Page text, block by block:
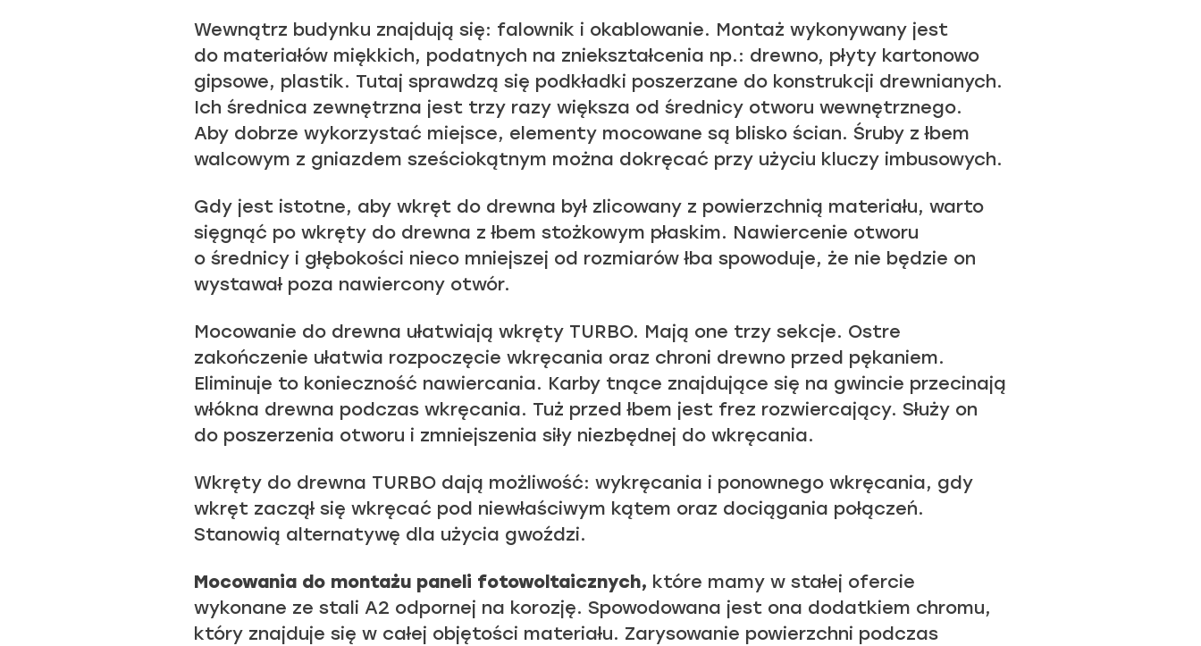
Wewnątrz budynku znajdują się: falownik i okablowanie. Montaż wykonywany jest
do materiałów miękkich, podatnych na zniekształcenia np.: drewno, płyty kartonowo
gipsowe, plastik. Tutaj sprawdzą się podkładki poszerzane do konstrukcji drewnianych.
Ich średnica zewnętrzna jest trzy razy większa od średnicy otworu wewnętrznego.
Aby dobrze wykorzystać miejsce, elementy mocowane są blisko ścian. Śruby z łbem
walcowym z gniazdem sześciokątnym można dokręcać przy użyciu kluczy imbusowych.
Gdy jest istotne, aby wkręt do drewna był zlicowany z powierzchnią materiału, warto
sięgnąć po wkręty do drewna z łbem stożkowym płaskim. Nawiercenie otworu
o średnicy i głębokości nieco mniejszej od rozmiarów łba spowoduje, że nie będzie on
wystawał poza nawiercony otwór.
Mocowanie do drewna ułatwiają wkręty TURBO. Mają one trzy sekcje. Ostre
zakończenie ułatwia rozpoczęcie wkręcania oraz chroni drewno przed pękaniem.
Eliminuje to konieczność nawiercania. Karby tnące znajdujące się na gwincie przecinają
włókna drewna podczas wkręcania. Tuż przed łbem jest frez rozwiercający. Służy on
do poszerzenia otworu i zmniejszenia siły niezbędnej do wkręcania.
Wkręty do drewna TURBO dają możliwość: wykręcania i ponownego wkręcania, gdy
wkręt zaczął się wkręcać pod niewłaściwym kątem oraz dociągania połączeń.
Stanowią alternatywę dla użycia gwoździ.
Mocowania do montażu paneli fotowoltaicznych, które mamy w stałej ofercie
wykonane ze stali A2 odpornej na korozję. Spowodowana jest ona dodatkiem chromu,
który znajduje się w całej objętości materiału. Zarysowanie powierzchni podczas